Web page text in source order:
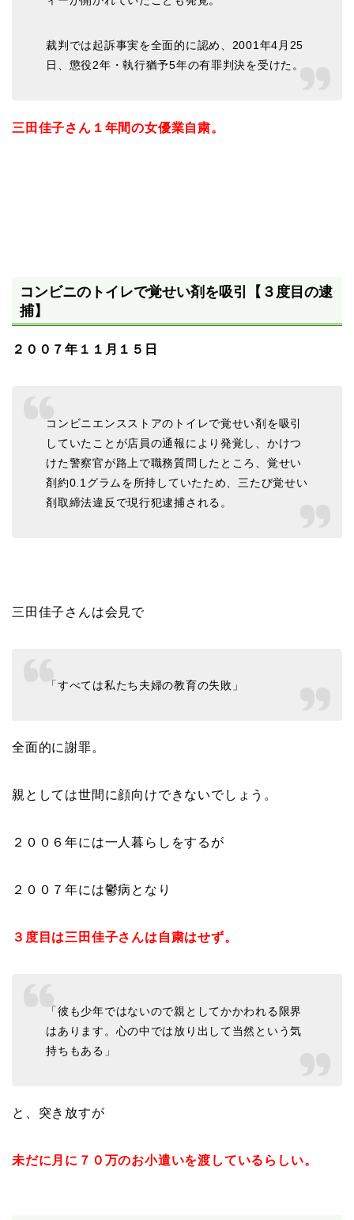
裁判では起訴事実を全面的に認め、2001年4月25
日、懲役2年・執行猶予5年の有罪判決を受けた。
三田佳子さん１年間の女優業自粛。
コンビニのトイレで覚せい剤を吸引【３度目の逮
捕】
２００７年１１月１５日
コンビニエンスストアのトイレで覚せい剤を吸引
していたことが店員の通報により発覚し、かけつ
けた警察官が路上で職務質問したところ、覚せい
剤約0.1グラムを所持していたため、三たび覚せい
剤取締法違反で現行犯逮捕される。
三田佳子さんは会見で
「すべては私たち夫婦の教育の失敗」
全面的に謝罪。
親としては世間に顔向けできないでしょう。
２００６年には一人暮らしをするが
２００７年には鬱病となり
３度目は三田佳子さんは自粛はせず。
「彼も少年ではないので親としてかかわれる限界
はあります。心の中では放り出して当然という気
持ちもある」
と、突き放すが
未だに月に７０万のお小遣いを渡しているらしい。